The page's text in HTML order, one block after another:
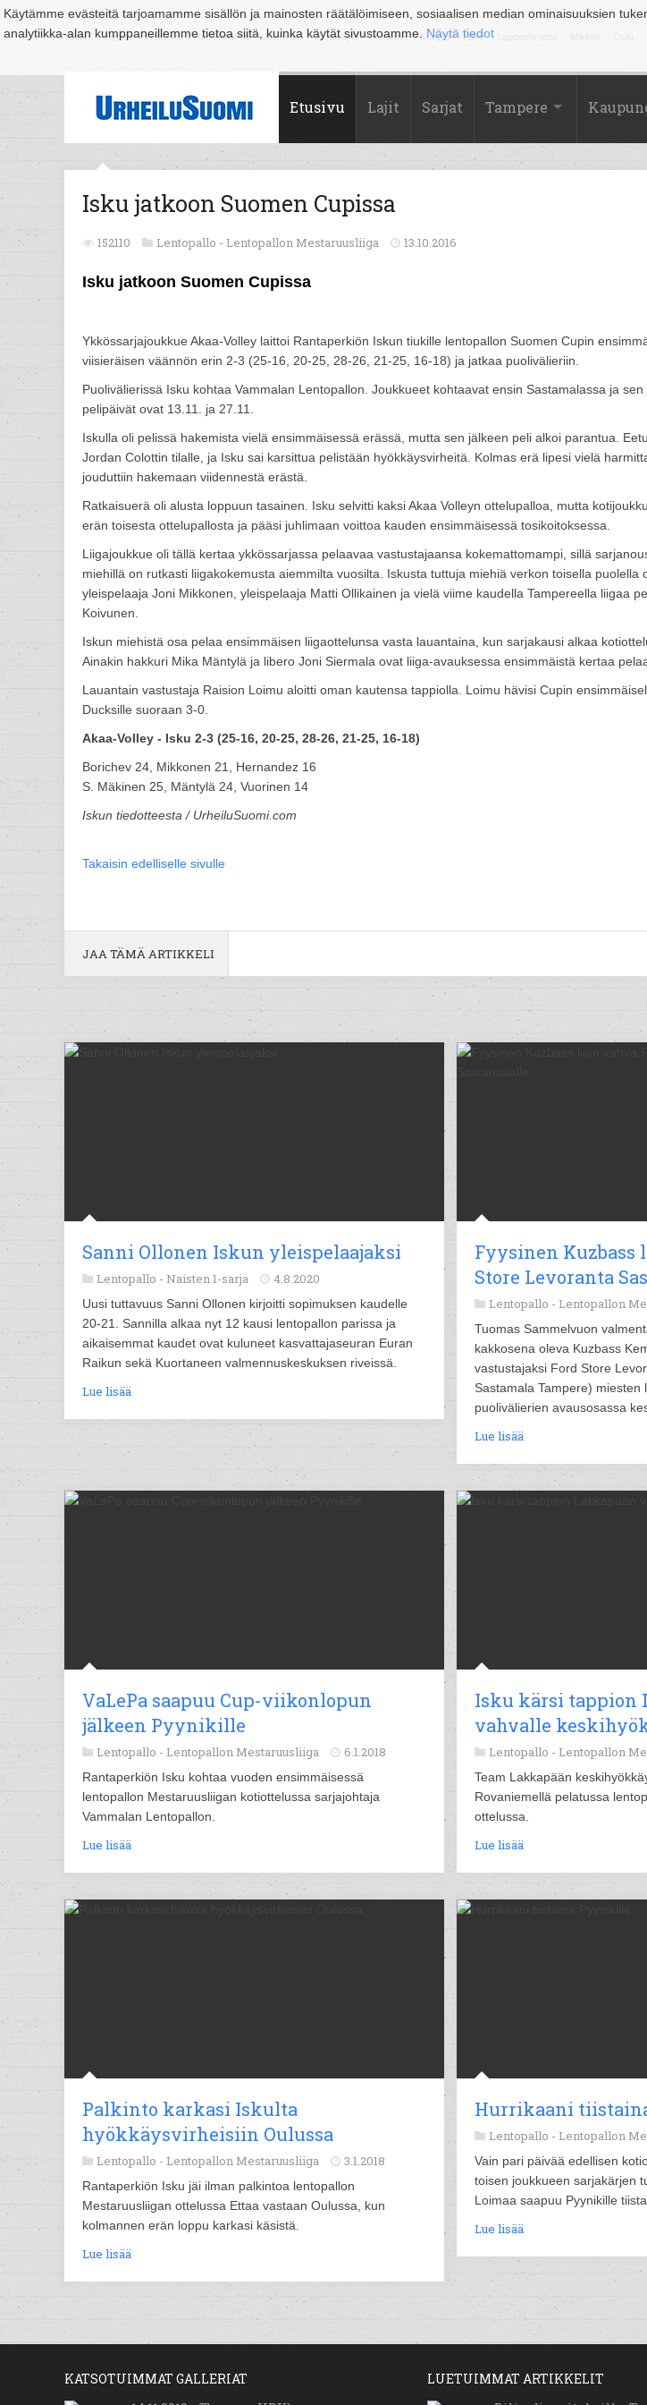
Käytämme evästeitä tarjoamamme sisällön ja mainosten räätälöimiseen, sosiaalisen median ominaisuuksien
analytiikka-alan kumppaneillemme tietoa siitä, kuinka käytät sivustoamme. Näytä tiedot
Suomi Espoo Helsinki Hämeenlinna Joensuu Jyväskylä Kouvola Kuopio Lahti
Etusivu Lajit Sarjat Tampere
Isku jatkoon Suomen Cupissa
152110 Lentopallo - Lentopallon Mestaruusliiga 13.10.2016
Isku jatkoon Suomen Cupissa
Ykkössarjajoukkue Akaa-Volley laittoi Rantaperkiön Iskun tiukille lentopallon Suomen Cupin
viisieräisen väännön erin 2-3 (25-16, 20-25, 28-26, 21-25, 16-18) ja jatkaa puolivälieriin.
Puolivälierissä Isku kohtaa Vammalan Lentopallon. Joukkueet kohtaavat ensin Sastamalassa ja
pelipäivät ovat 13.11. ja 27.11.
Iskulla oli pelissä hakemista vielä ensimmäisessä erässä, mutta sen jälkeen peli alkoi parantua.
Jordan Colottin tilalle, ja Isku sai karsittua pelistään hyökkäysvirheitä. Kolmas erä lipesi vielä
jouduttiin hakemaan viidennestä erästä.
Ratkaisuerä oli alusta loppuun tasainen. Isku selvitti kaksi Akaa Volleyn ottelupalloa, mutta
erän toisesta ottelupallosta ja pääsi juhlimaan voittoa kauden ensimmäisessä tosikoitoksessa.
Liigajoukkue oli tällä kertaa ykkössarjassa pelaavaa vastustajaansa kokemattomampi, sillä
miehillä on rutkasti liigakokemusta aiemmilta vuosilta. Iskusta tuttuja miehiä verkon toisella puolella
yleispelaaja Joni Mikkonen, yleispelaaja Matti Ollikainen ja vielä viime kaudella Tampereella liigaa
Koivunen.
Iskun miehistä osa pelaa ensimmäisen liigaottelunsa vasta lauantaina, kun sarjakausi alkaa
Ainakin hakkuri Mika Mäntylä ja libero Joni Siermala ovat liiga-avauksessa ensimmäistä kertaa
Lauantain vastustaja Raision Loimu aloitti oman kautensa tappiolla. Loimu hävisi Cupin
Ducksille suoraan 3-0.
Akaa-Volley - Isku 2-3 (25-16, 20-25, 28-26, 21-25, 16-18)
Borichev 24, Mikkonen 21, Hernandez 16
S. Mäkinen 25, Mäntylä 24, Vuorinen 14
Iskun tiedotteesta / UrheiluSuomi.com
Takaisin edelliselle sivulle
JAA TÄMÄ ARTIKKELI
Sanni Ollonen Iskun yleispelaajaksi
Lentopallo - Naisten 1-sarja 4.8.2020
Uusi tuttavuus Sanni Ollonen kirjoitti sopimuksen kaudelle
20-21. Sannilla alkaa nyt 12 kausi lentopallon parissa ja
aikaisemmat kaudet ovat kuluneet kasvattajaseuran Euran
Raikun sekä Kuortaneen valmennuskeskuksen riveissä.
Lue lisää
Fyysinen Kuzbass
Store Levoranta
Lentopallo - Lentopallon
Tuomas Sammelvuon
kakkosena oleva Kuzbass
vastustajaksi Ford Store
Sastamala Tampere) miesten
puolivälierien avausosassa
Lue lisää
VaLePa saapuu Cup-viikonlopun
jälkeen Pyynikille
Lentopallo - Lentopallon Mestaruusliiga 6.1.2018
Rantaperkiön Isku kohtaa vuoden ensimmäisessä
lentopallon Mestaruusliigan kotiottelussa sarjajohtaja
Vammalan Lentopallon.
Lue lisää
Isku kärsi tappion
vahvalle
Lentopallo - Lentopallon
Team Lakkapään
Rovaniemellä pelatussa
ottelussa.
Lue lisää
Palkinto karkasi Iskulta
hyökkäysvirheisiin Oulussa
Lentopallo - Lentopallon Mestaruusliiga 3.1.2018
Rantaperkiön Isku jäi ilman palkintoa lentopallon
Mestaruusliigan ottelussa Ettaa vastaan Oulussa, kun
kolmannen erän loppu karkasi käsistä.
Lue lisää
Hurrikaani
Lentopallo - Lentopallon
Vain pari päivää edellisen
toisen joukkueen sarjakärjen
Loimaa saapuu Pyynikille
Lue lisää
KATSOTUIMMAT GALLERIAT
LUETUIMMAT ARTIKKELIT